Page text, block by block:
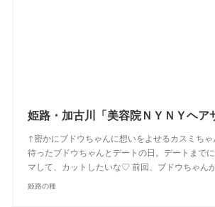
↑密かにブドウちゃんに想いをよせるカスミち
待ったブドウちゃんとデートの日。デートまで
マして、カットしたいな♡ 前回、ブドウちゃん
姫路の種